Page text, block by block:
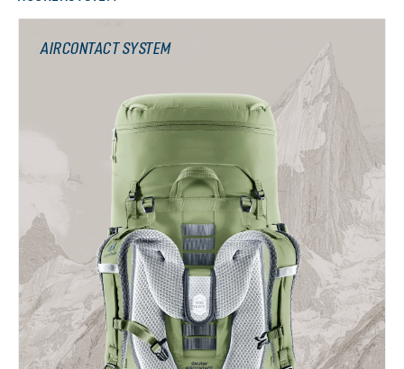
AIRCONTACT SYSTEM